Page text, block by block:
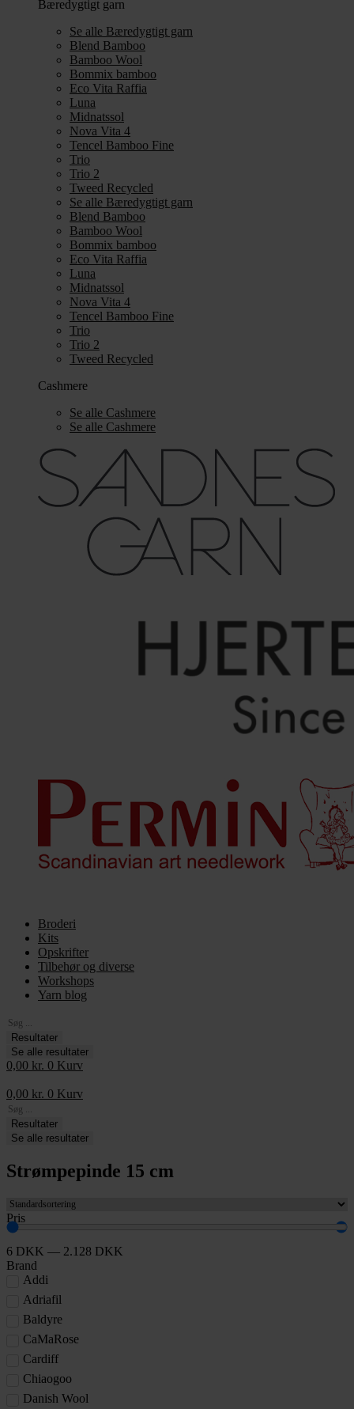
Bæredygtigt garn
Se alle Bæredygtigt garn
Blend Bamboo
Bamboo Wool
Bommix bamboo
Eco Vita Raffia
Luna
Midnatssol
Nova Vita 4
Tencel Bamboo Fine
Trio
Trio 2
Tweed Recycled
Se alle Bæredygtigt garn
Blend Bamboo
Bamboo Wool
Bommix bamboo
Eco Vita Raffia
Luna
Midnatssol
Nova Vita 4
Tencel Bamboo Fine
Trio
Trio 2
Tweed Recycled
Cashmere
Se alle Cashmere
Se alle Cashmere
Broderi
Kits
Opskrifter
Tilbehør og diverse
Workshops
Yarn blog
Search
...Resultater
Se alle resultater
0,00 kr. 0 Kurv
0,00 kr. 0 Kurv
Search
...Resultater
Se alle resultater
Strømpepinde 15 cm
Pris
6 DKK — 2.128 DKK
Brand
Addi
Adriafil
Baldyre
CaMaRose
Cardiff
Chiaogoo
Danish Wool